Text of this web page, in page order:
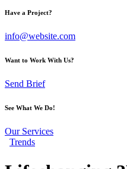
Have a Project?
info@website.com
Want to Work With Us?
Send Brief
See What We Do!
Our Services
Trends